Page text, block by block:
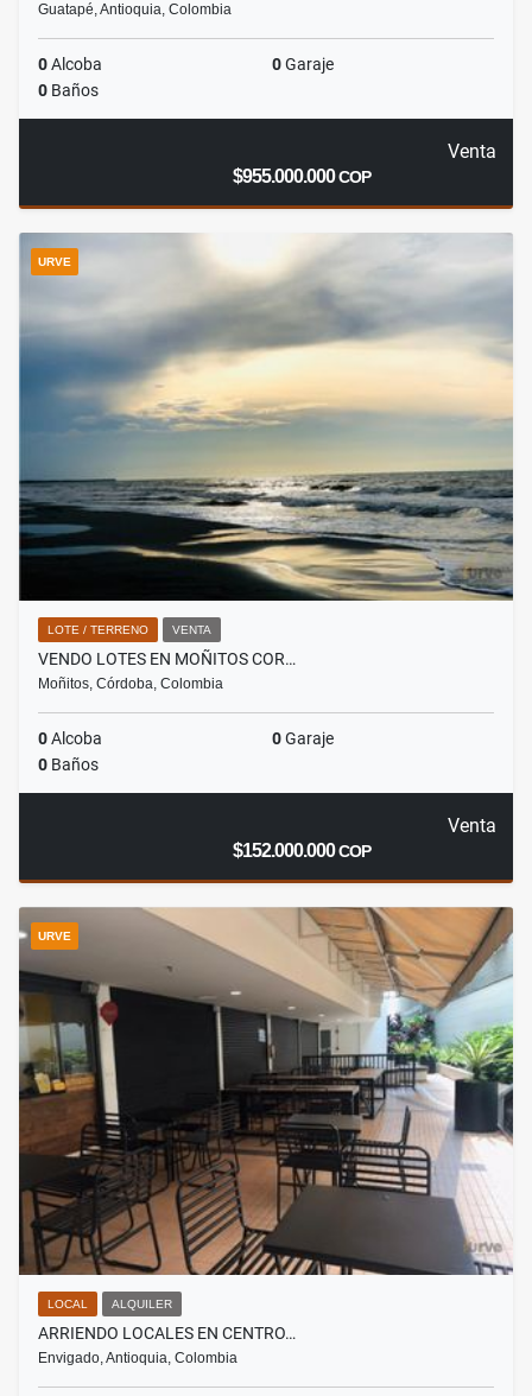
Guatapé, Antioquia, Colombia
0Alcoba 0Garaje
0 Baños
Venta
$955.000.000COP
URVE
LOTE / TERRENO VENTA
VENDO LOTES EN MOÑITOS COR…
Moñitos, Córdoba, Colombia
0Alcoba 0Garaje
0 Baños
Venta
$152.000.000COP
URVE
LOCAL ALQUILER
ARRIENDO LOCALES EN CENTRO…
Envigado, Antioquia, Colombia